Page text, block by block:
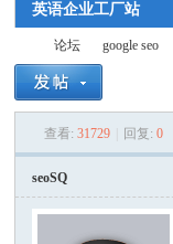
英语企业工厂站
论坛
›
google seo
›
查看: 31729 回复: 0
seoSQ